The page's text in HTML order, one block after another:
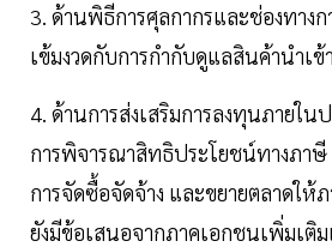
3. ด้านพิธีการศุลกากรและช่องทางก
เข้มงวดกับการกำกับดูแลสินค้านำเข้า
4. ด้านการส่งเสริมการลงทุนภายใน
การพิจารณาสิทธิประโยชน์ทางภา
การจัดซื้อจัดจ้าง และขยายตลาดใ
ยังมีข้อเสนอจากภาคเอกชนเพิ่มเติ